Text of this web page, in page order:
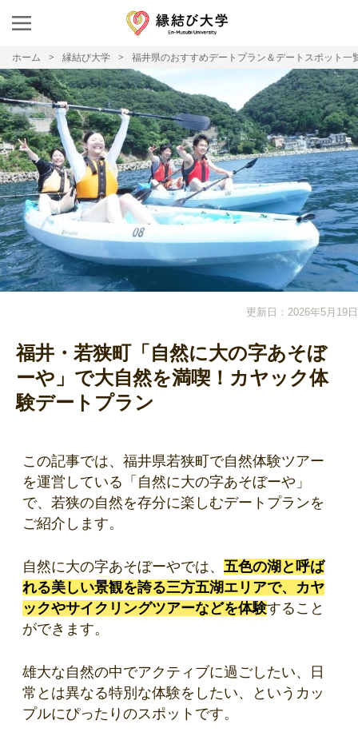
ホーム 縁結び大学 福井県のおすすめデートプラン＆デートスポット一
更新日：2026年5月19日
福井・若狭町「自然に大の字あそぼ
ーや」で大自然を満喫！カヤック体
験デートプラン
この記事では、福井県若狭町で自然体験ツアー
を運営している「自然に大の字あそぼーや」
で、若狭の自然を存分に楽しむデートプランを
ご紹介します。
自然に大の字あそぼーやでは、 五色の湖と呼ば
れる美しい景観を誇る三方五湖エリアで、カヤ
ックやサイクリングツアーなどを体験すること
ができます。
雄大な自然の中でアクティブに過ごしたい、日
常とは異なる特別な体験をしたい、というカッ
プルにぴったりのスポットです。